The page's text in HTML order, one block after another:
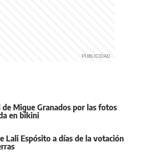
Migue Granados por las fotos
en bikini
Lali Espósito a días de la votación